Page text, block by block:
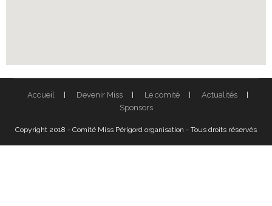
Accueil Devenir Miss Le comité
Actualités
Sponsors
Copyright 2018 - Comité Miss Périgord organisation - Tous droits réservés